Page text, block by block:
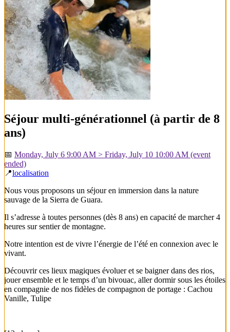
Séjour multi-générationnel (à partir de 8
ans)
📅Monday, July 6 9:00 AM > Friday, July 10 10:00 AM (event
ended)
📍localisation
Nous vous proposons un séjour en immersion dans la nature
sauvage de la Sierra de Guara.
Il s’adresse à toutes personnes (dès 8 ans) en capacité de marcher 4
heures sur sentier de montagne.
Notre intention est de vivre l’énergie de l’été en connexion avec le
vivant.
Découvrir ces lieux magiques évoluer et se baigner dans des rios,
jouer ensemble et le temps d’un bivouac, aller dormir sous les étoiles
en compagnie de nos fidèles de compagnon de portage : Cachou
Vanille, Tulipe